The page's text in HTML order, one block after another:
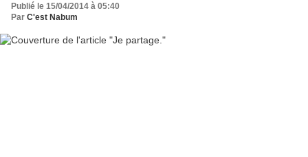
Publié le 15/04/2014 à 05:40
Par C'est Nabum